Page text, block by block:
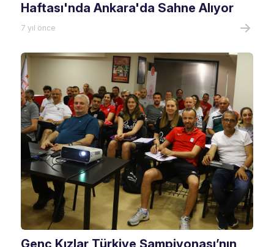
Haftası'nda Ankara'da Sahne Alıyor
7 yıl önce
Genç Kızlar Türkiye Şampiyonası’nın